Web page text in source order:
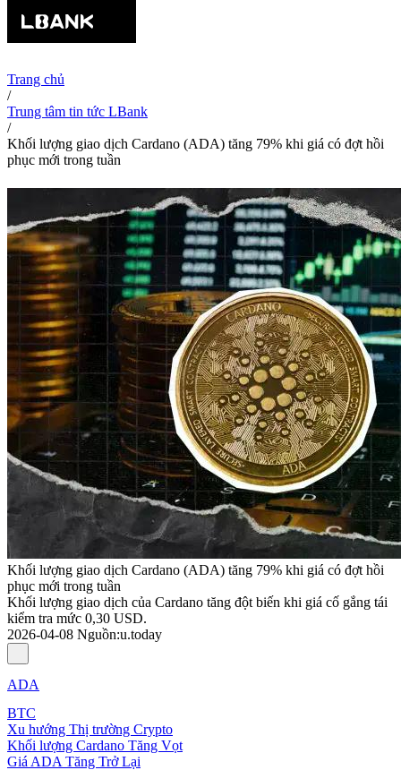
Trang chủ
/
Trung tâm tin tức LBank
/
Khối lượng giao dịch Cardano (ADA) tăng 79% khi giá có đợt hồi
phục mới trong tuần
Khối lượng giao dịch Cardano (ADA) tăng 79% khi giá có đợt hồi
phục mới trong tuần
Khối lượng giao dịch của Cardano tăng đột biến khi giá cố gắng tái
kiểm tra mức 0,30 USD.
2026-04-08 Nguồn:u.today
ADA
BTC
Xu hướng Thị trường Crypto
Khối lượng Cardano Tăng Vọt
Giá ADA Tăng Trở Lại